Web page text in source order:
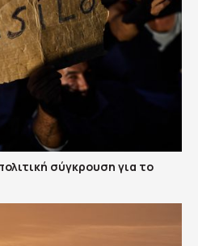
σύγκρουση για το